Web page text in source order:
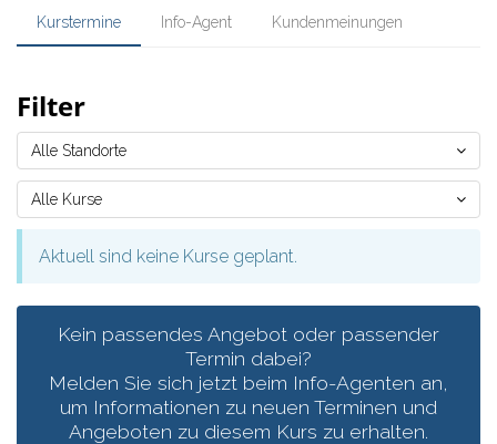
Kurstermine Info-Agent Kundenmeinungen
Filter
Alle Standorte
Alle Kurse
Aktuell sind keine Kurse geplant.
Kein passendes Angebot oder passender
Termin dabei?
Melden Sie sich jetzt beim Info-Agenten an,
um Informationen zu neuen Terminen und
Angeboten zu diesem Kurs zu erhalten.